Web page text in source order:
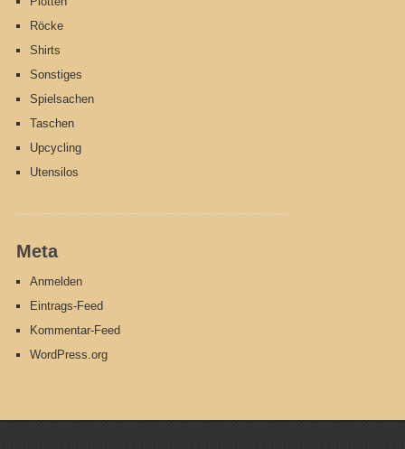
Röcke
Shirts
Sonstiges
Spielsachen
Taschen
Upcycling
Utensilos
Meta
Anmelden
Eintrags-Feed
Kommentar-Feed
WordPress.org